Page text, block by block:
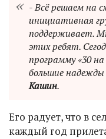
- Всё решаем на
инициативная
поддерживает.
этих ребят.
программу «30
большие
Кашин.
Его радует, что в
каждый год